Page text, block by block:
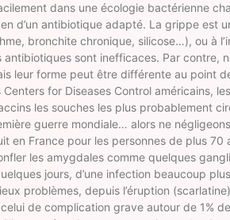
dans une écologie bactérienne
d’un antibiotique adapté. La grippe est
bronchite chronique, silicose…), ou à
sont inefficaces. Par contre,
leur forme peut être différente au point
for Diseases Control américains,
les souches les plus probablement
guerre mondiale… alors ne
en France pour les personnes de plus
les amygdales comme quelques
jours, d’une infection beaucoup
problèmes, depuis l’éruption
de complication grave autour de 1%